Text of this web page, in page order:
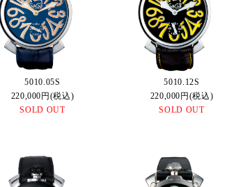
5010.05S
220,000円(税込)
SOLD OUT
5010.12S
220,000円(税込)
SOLD OUT